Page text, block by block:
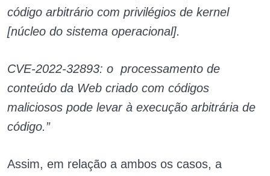
código arbitrário com privilégios de kernel
[núcleo do sistema operacional].
CVE-2022-32893: o processamento de
conteúdo da Web criado com códigos
maliciosos pode levar à execução arbitrária de
código.”
Assim, em relação a ambos os casos, a